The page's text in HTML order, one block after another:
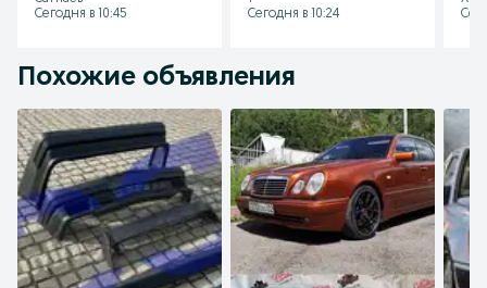
Сегодня в 10:45
Сегодня в 10:24
Похожие объявления